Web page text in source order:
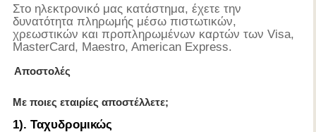
Στο ηλεκτρονικό μας κατάστημα, έχετε την
δυνατότητα πληρωμής μέσω πιστωτικών,
χρεωστικών και προπληρωμένων καρτών των Visa,
MasterCard, Maestro, American Express.
Αποστολές
Με ποιες εταιρίες αποστέλλετε;
1). Ταχυδρομικώς